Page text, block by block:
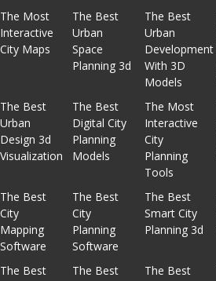
The Most
Interactive
City Maps
The Best
Urban
Space
Planning 3d
The Best
Urban
Development
With 3D
Models
The Best
Urban
Design 3d
Visualization
The Best
Digital City
Planning
Models
The Most
Interactive
City
Planning
Tools
The Best
City
Mapping
Software
The Best
City
Planning
Software
The Best
Smart City
Planning 3d
The Best
The Best
The Best